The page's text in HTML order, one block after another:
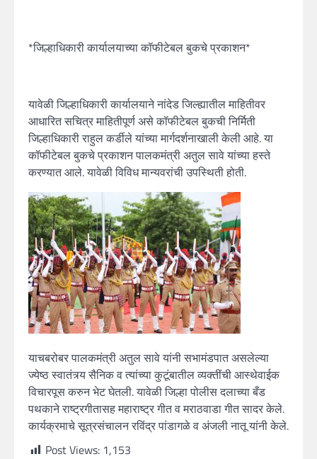
*जिल्हाधिकारी कार्यालयाच्या कॉफीटेबल बुकचे प्रकाशन*
यावेळी जिल्हाधिकारी कार्यालयाने नांदेड जिल्ह्यातील माहितीवर
आधारित सचित्र माहितीपूर्ण असे कॉफीटेबल बुकची निर्मिती
जिल्हाधिकारी राहुल कर्डीले यांच्या मार्गदर्शनाखाली केली आहे. या
कॉफीटेबल बुकचे प्रकाशन पालकमंत्री अतुल सावे यांच्या हस्ते
करण्यात आले. यावेळी विविध मान्यवरांची उपस्थिती होती.
याचबरोबर पालकमंत्री अतुल सावे यांनी सभामंडपात असलेल्या
ज्येष्ठ स्वातंत्र्य सैनिक व त्यांच्या कुटूंबातील व्यक्तींची आस्थेवाईक
विचारपूस करुन भेट घेतली. यावेळी जिल्हा पोलीस दलाच्या बँड
पथकाने राष्ट्रगीतासह महाराष्ट्र गीत व मराठवाडा गीत सादर केले.
कार्यक्रमाचे सूत्रसंचालन रविंद्र पांडागळे व अंजली नातू यांनी केले.
Post Views: 1,153